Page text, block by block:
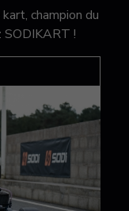
champion du
SODIKART !